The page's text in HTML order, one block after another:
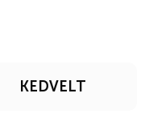
KEDVELT